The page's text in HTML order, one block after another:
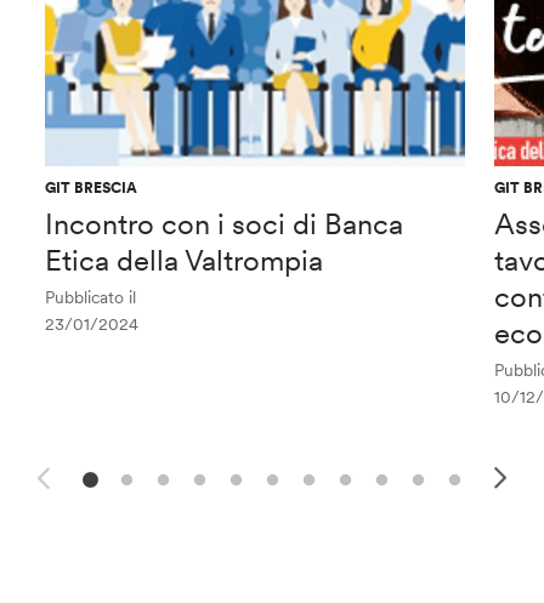
GIT BRESCIA
Incontro con i soci di Banca
Etica della Valtrompia
Pubblicato il
23/01/2024
GIT
10/